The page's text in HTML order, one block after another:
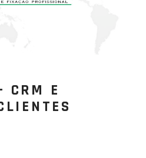
CRM E